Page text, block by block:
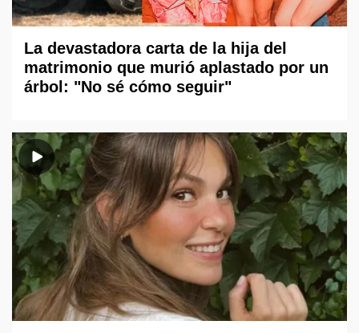
La devastadora carta de la hija del
matrimonio que murió aplastado por un
árbol: "No sé cómo seguir"